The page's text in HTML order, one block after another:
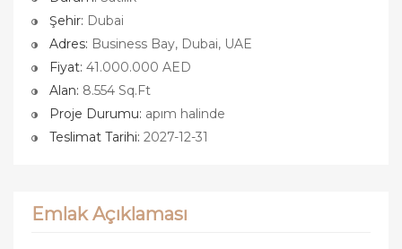
Şehir: Dubai
Adres: Business Bay, Dubai, UAE
Fiyat: 41.000.000 AED
Alan: 8.554 Sq.Ft
Proje Durumu: apım halinde
Teslimat Tarihi: 2027-12-31
Emlak Açıklaması